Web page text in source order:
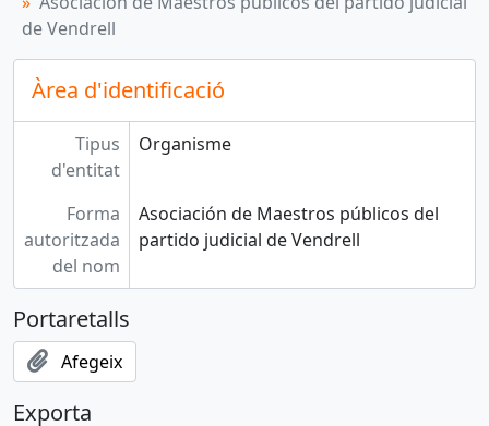
de Vendrell
Àrea d'identificació
Tipus
d'entitat
Organisme
Forma
autoritzada
del nom
Asociación de Maestros públicos del
partido judicial de Vendrell
Portaretalls
Afegeix
Exporta